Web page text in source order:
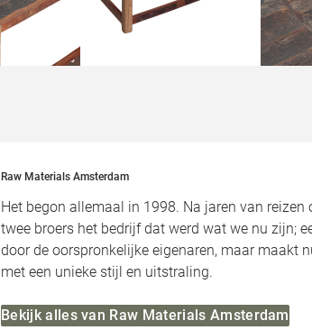
Raw Materials Amsterdam
Het begon allemaal in 1998. Na jaren van
twee broers het bedrijf dat werd wat we nu zijn;
door de oorspronkelijke eigenaren, maar maakt
met een unieke stijl en uitstraling.
Bekijk alles van Raw Materials Amsterdam